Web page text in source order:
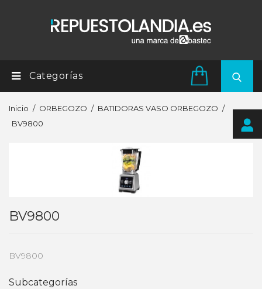
Categorías
Inicio ORBEGOZO
BATIDORAS VASO ORBEGOZO
BV9800
BV9800
BV9800
Subcategorías